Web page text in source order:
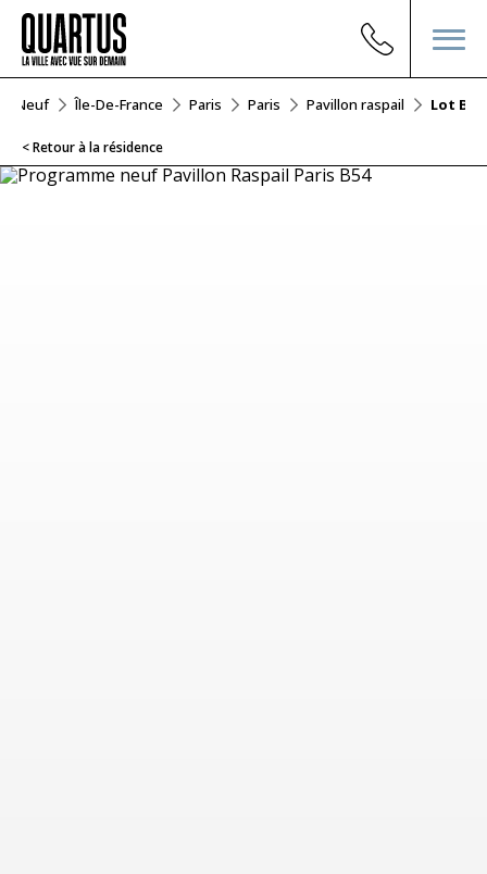
Neuf Île-De-France Paris Paris Pavillon raspail Lot B54
< Retour à la résidence